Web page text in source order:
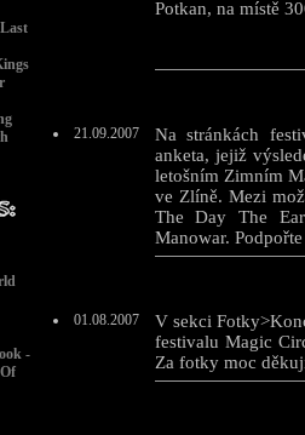
-
Potkan, na místě
21.09.2007
Na stránkách
anketa, jejiž
letošním Zimním
ve Zlíně. Mezi
The Day The
Manowar.
01.08.2007
V sekci
festivalu Magic
Za fotky moc